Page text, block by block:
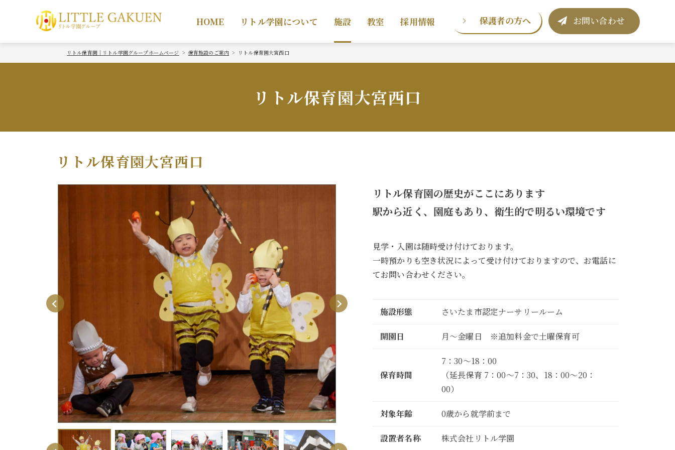
HOME リトル学園について 施設 教室 採用情報 保護者の方へ お問い合わせ
リトル保育園｜リトル学園グループホームページ 保育施設のご案内 リトル保育園大宮西口
リトル保育園大宮西口
リトル保育園大宮西口
Previous Next
リトル保育園の歴史がここにあります
駅から近く、園庭もあり、衛生的で明るい環境です
見学・入園は随時受け付けております。
一時預かりも空き状況によって受け付けておりますので、お電話に
てお問い合わせください。
施設形態 さいたま市認定ナーサリールーム
開園日 月～金曜日 ※追加料金で土曜保育可
保育時間
7：30～18：00
（延長保育 7：00～7：30、18：00～20：
00）
対象年齢 0歳から就学前まで
設置者名称 株式会社リトル学園